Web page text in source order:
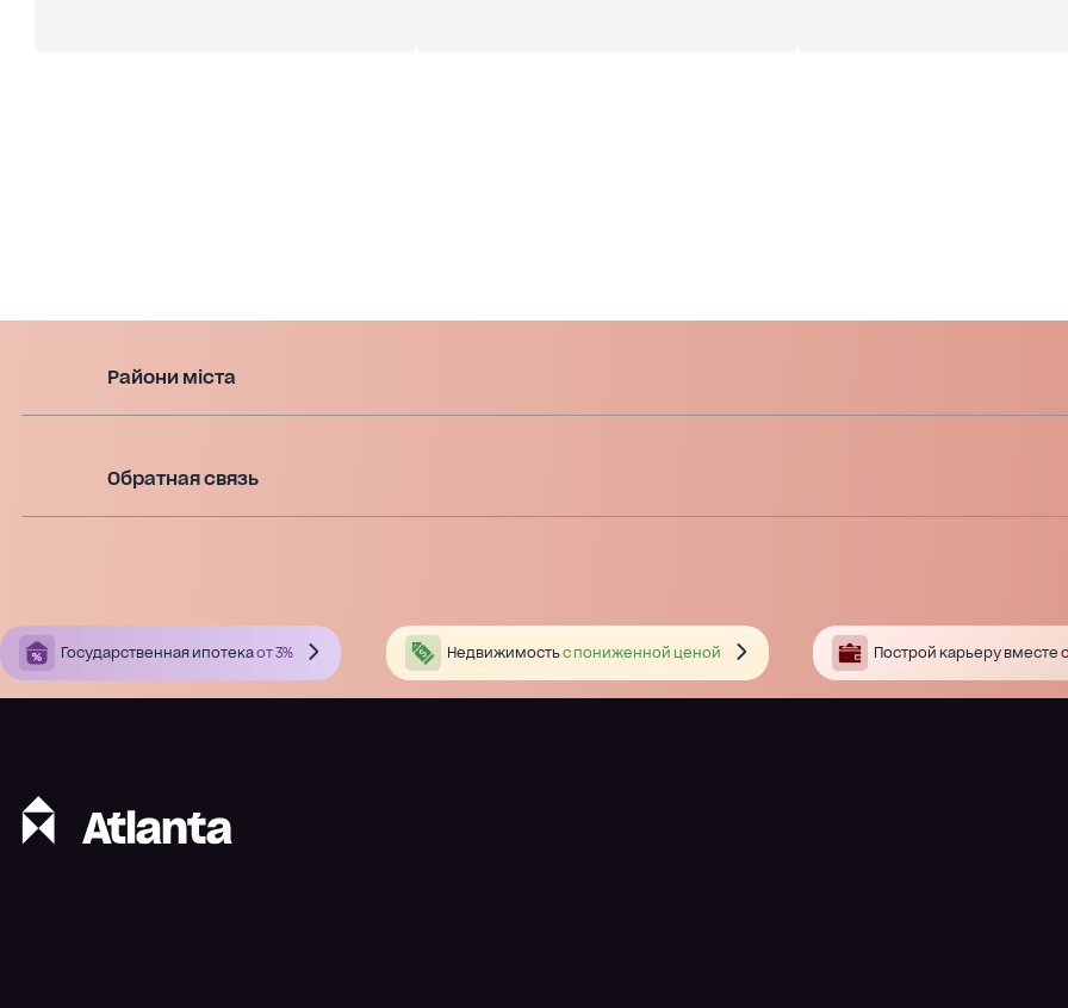
Райони міста
Обратная связь
Государственная ипотекаот 3% Недвижимостьс пониженной ценой Построй карьеру вместе